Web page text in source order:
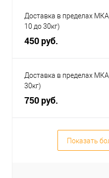
Доставка в пределах
10 до 30кг)
450 руб.
Доставка в пределах
30кг)
750 руб.
Показать